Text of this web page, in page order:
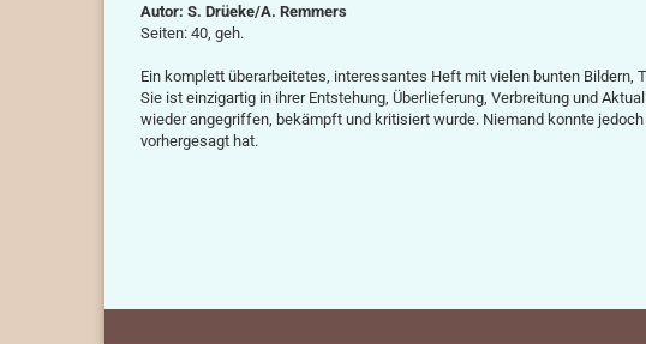
Autor: S. Drüeke/A. Remmers
Seiten: 40, geh.
Ein komplett überarbeitetes, interessantes Heft mit vielen bunten Bildern,
Sie ist einzigartig in ihrer Entstehung, Überlieferung, Verbreitung und
wieder angegriffen, bekämpft und kritisiert wurde. Niemand konnte
vorhergesagt hat.